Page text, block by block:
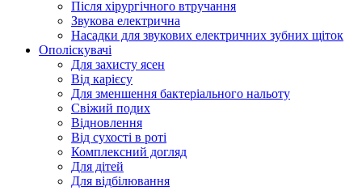
Після хірургічного втручання
Звукова електрична
Насадки для звукових електричних зубних щіток
Ополіскувачі
Для захисту ясен
Від карієсу
Для зменшення бактеріального нальоту
Свіжий подих
Відновлення
Від сухості в роті
Комплексний догляд
Для дітей
Для відбілювання